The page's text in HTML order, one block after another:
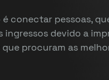
é conectar pessoas,
ingressos devido a
procuram as